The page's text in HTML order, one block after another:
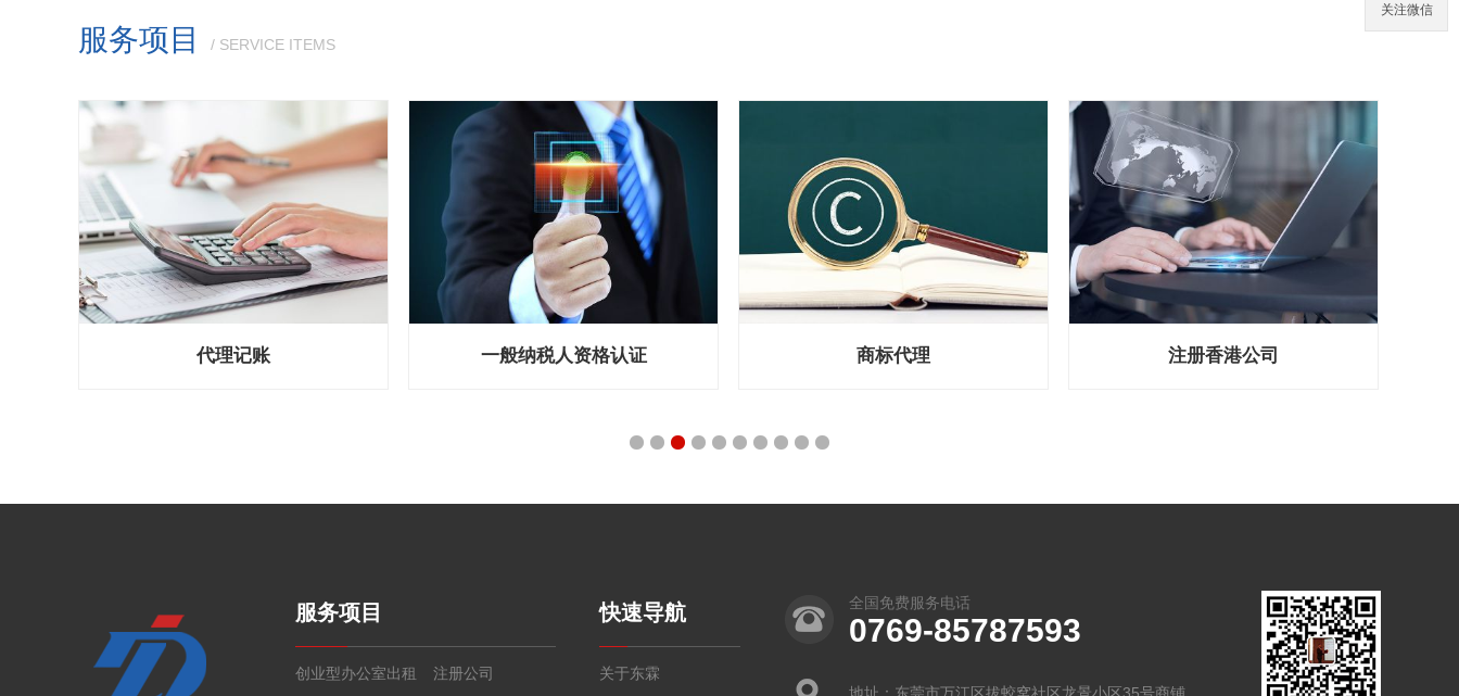
服务项目 / SERVICE ITEMS
代理记账 一般纳税人资格认证 商标代理 注册香港公司
服务项目
创业型办公室出租
注册公司
快速导航
关于东霖
全国免费服务电话
0769-85787593
关注微信